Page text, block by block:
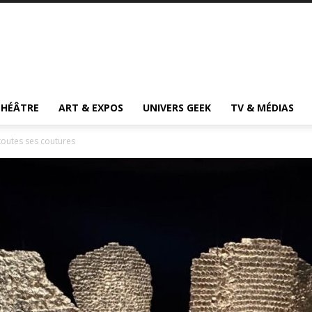
ART & EXPOS UNIVERS GEEK TV & MÉDIAS
ses coutures